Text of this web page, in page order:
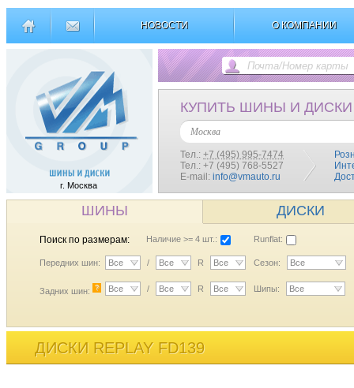
НОВОСТИ О КОМПАНИИ
г. Москва
КУПИТЬ ШИНЫ И ДИСКИ
Москва
Тел.: +7 (495) 995-7474
Тел.: +7 (495) 768-5527
E-mail: info@vmauto.ru
ШИНЫ ДИСКИ
Поиск по размерам: Наличие >= 4 шт.: Runflat:
Передних шин: Все / Все R Все Сезон: Все
Задних шин: ? Все / Все R Все Шипы: Все
ДИСКИ REPLAY FD139